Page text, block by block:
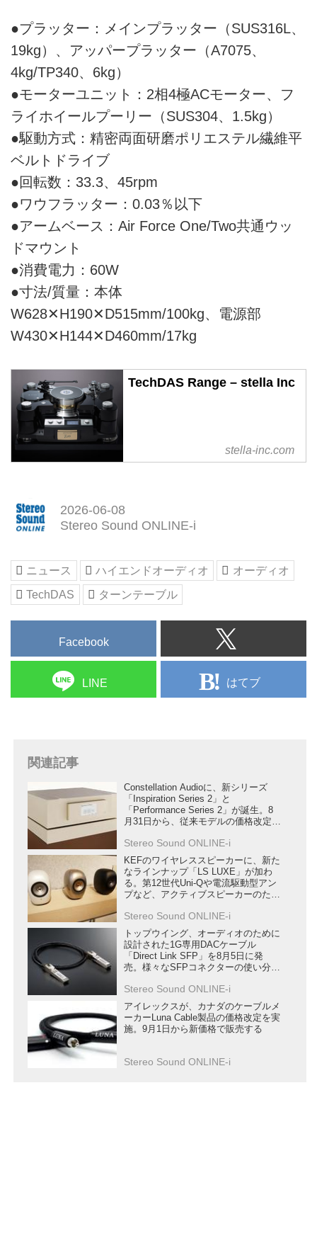
●プラッター：メインプラッター（SUS316L、
19kg）、アッパープラッター（A7075、
4kg/TP340、6kg）
●モーターユニット：2相4極ACモーター、フ
ライホイールプーリー（SUS304、1.5kg）
●駆動方式：精密両面研磨ポリエステル繊維平
ベルトドライブ
●回転数：33.3、45rpm
●ワウフラッター：0.03％以下
●アームベース：Air Force One/Two共通ウッ
ドマウント
●消費電力：60W
●寸法/質量：本体
W628✕H190✕D515mm/100kg、電源部
W430✕H144✕D460mm/17kg
TechDAS Range – stella Inc
stella-inc.com
2026-06-08
Stereo Sound ONLINE-i
ニュース ハイエンドオーディオ
オーディオ
TechDAS
ターンテーブル
Facebook
LINE はてブ
関連記事
Constellation Audioに、新シリーズ
「Inspiration Series 2」と
「Performance Series 2」が誕生。8
月31日から、従来モデルの価格改定も
Stereo Sound ONLINE-i
KEFのワイヤレススピーカーに、新た
なラインナップ「LS LUXE」が加わ
る。第12世代Uni-Qや電流駆動型アン
プなど、アクティブスピーカーのため
Stereo Sound ONLINE-i
トップウイング、オーディオのために
設計された1G専用DACケーブル
「Direct Link SFP」を8月5日に発
売。様々なSFPコネクターの使い分け
Stereo Sound ONLINE-i
アイレックスが、カナダのケーブルメ
ーカーLuna Cable製品の価格改定を実
施。9月1日から新価格で販売する
Stereo Sound ONLINE-i